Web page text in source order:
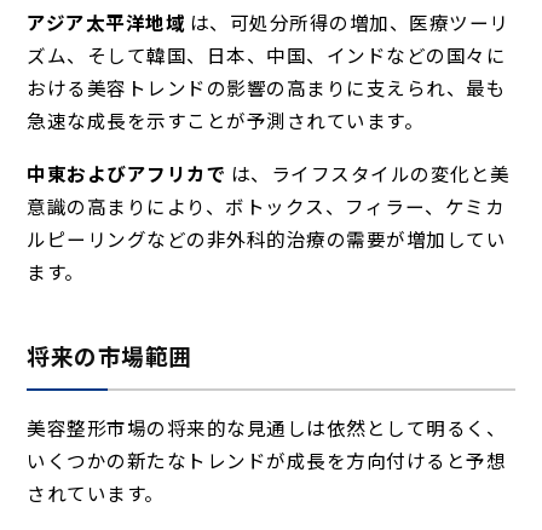
アジア太平洋地域 は、可処分所得の増加、医療ツーリ
ズム、そして韓国、日本、中国、インドなどの国々に
おける美容トレンドの影響の高まりに支えられ、最も
急速な成長を示すことが予測されています。
中東およびアフリカで は、ライフスタイルの変化と美
意識の高まりにより、ボトックス、フィラー、ケミカ
ルピーリングなどの非外科的治療の需要が増加してい
ます。
将来の市場範囲
美容整形市場の将来的な見通しは依然として明るく、
いくつかの新たなトレンドが成長を方向付けると予想
されています。